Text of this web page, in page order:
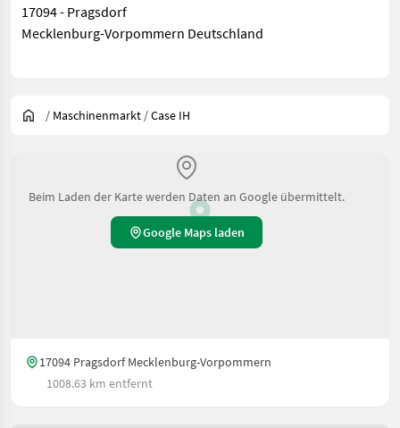
17094 - Pragsdorf
Mecklenburg-Vorpommern Deutschland
/ Maschinenmarkt /Case IH
Beim Laden der Karte werden Daten an Google übermittelt.
Google Maps laden
17094 Pragsdorf Mecklenburg-Vorpommern
1008.63 km entfernt